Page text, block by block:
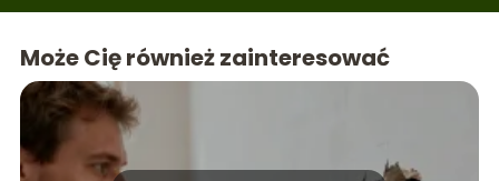
Może Cię również zainteresować